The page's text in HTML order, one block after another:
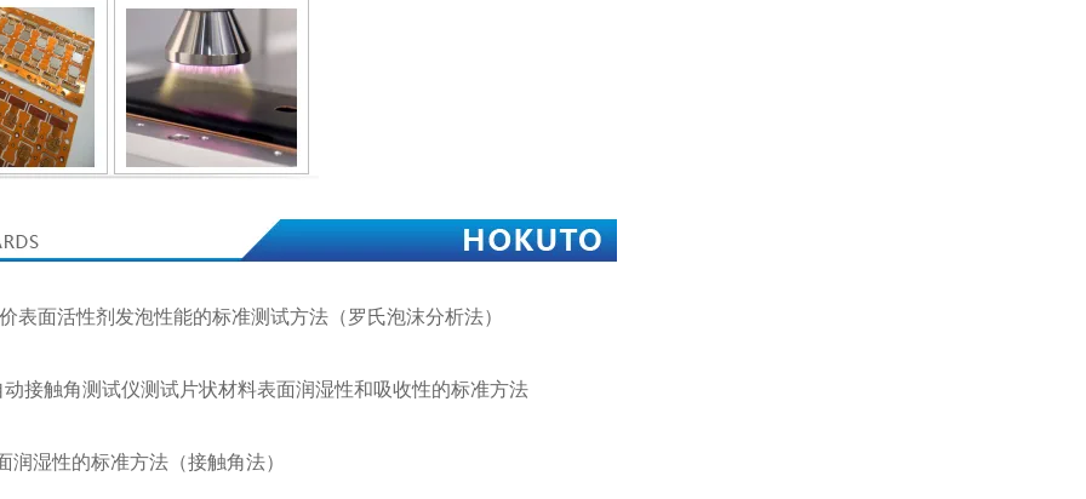
表面活性剂发泡性能的标准测试方法（罗氏泡沫分析法）
接触角测试仪测试片状材料表面润湿性和吸收性的标准方法
湿性的标准方法（接触角法）